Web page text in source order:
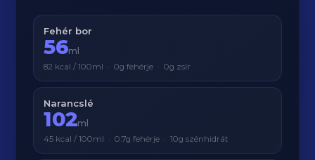
Fehér bor
56ml
82 kcal / 100ml · 0g fehérje · 0g zsír
Narancslé
102ml
45 kcal / 100ml · 0.7g fehérje · 10g szénhidrát